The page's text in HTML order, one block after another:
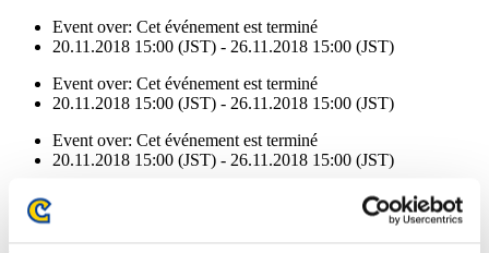
Event over: Cet événement est terminé
20.11.2018 15:00 (JST) - 26.11.2018 15:00 (JST)
Event over: Cet événement est terminé
20.11.2018 15:00 (JST) - 26.11.2018 15:00 (JST)
Event over: Cet événement est terminé
20.11.2018 15:00 (JST) - 26.11.2018 15:00 (JST)
20.11.2018 15:00 (JST) - 26.11.2018 15:00 (JST)